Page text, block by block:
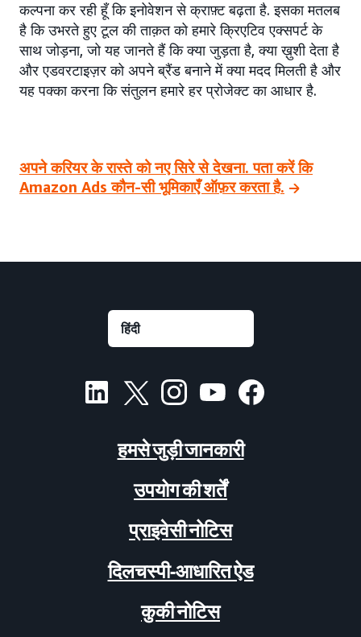
कल्पना कर रही हूँ कि इनोवेशन से क्राफ़्ट बढ़ता है. इसका मतलब
है कि उभरते हुए टूल की ताक़त को हमारे क्रिएटिव एक्सपर्ट के
साथ जोड़ना, जो यह जानते हैं कि क्या जुड़ता है, क्या ख़ुशी देता है
और एडवरटाइज़र को अपने ब्रैंड बनाने में क्या मदद मिलती है और
यह पक्का करना कि संतुलन हमारे हर प्रोजेक्ट का आधार है.
अपने करियर के रास्ते को नए सिरे से देखना. पता करें कि
Amazon Ads कौन-सी भूमिकाएँ ऑफ़र करता है.
हमसे जुड़ी जानकारी
उपयोग की शर्तें
प्राइवेसी नोटिस
दिलचस्पी-आधारित ऐड
कुकी नोटिस